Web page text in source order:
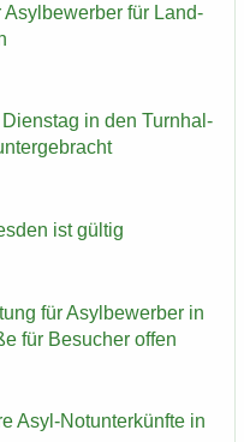
Asyl­be­wer­ber für Land­
in den Turn­hal­
ist gül­tig
für Asyl­be­wer­ber in
für Be­su­cher offen
Asyl-​Notunterkünfte in